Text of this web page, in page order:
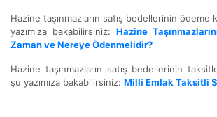
Hazine taşınmazların satış bedellerinin ödeme
yazımıza bakabilirsiniz: Hazine
Zaman ve Nereye Ödenmelidir?
Hazine taşınmazların satış bedellerinin
şu yazımıza bakabilirsiniz: Milli Emlak Taksitli